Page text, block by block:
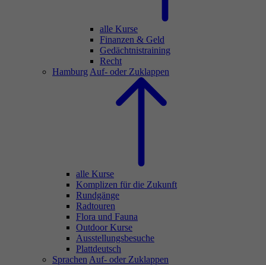
alle Kurse
Finanzen & Geld
Gedächtnistraining
Recht
Hamburg Auf- oder Zuklappen
alle Kurse
Komplizen für die Zukunft
Rundgänge
Radtouren
Flora und Fauna
Outdoor Kurse
Ausstellungsbesuche
Plattdeutsch
Sprachen Auf- oder Zuklappen